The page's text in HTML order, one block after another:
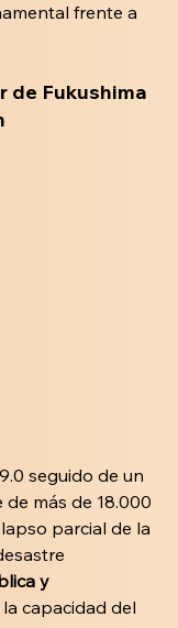
frente a
de Fukushima
seguido de un
más de 18.000
parcial de la
y
capacidad del